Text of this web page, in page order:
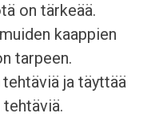
on tärkeää.
kaappien
tarpeen.
ja täyttää